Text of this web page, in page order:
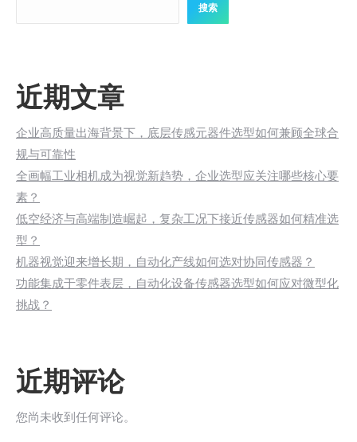
搜索
近期文章
企业高质量出海背景下，底层传感元器件选型如何兼顾全球合
规与可靠性
全画幅工业相机成为视觉新趋势，企业选型应关注哪些核心要
素？
低空经济与高端制造崛起，复杂工况下接近传感器如何精准选
型？
机器视觉迎来增长期，自动化产线如何选对协同传感器？
功能集成于零件表层，自动化设备传感器选型如何应对微型化
挑战？
近期评论
您尚未收到任何评论。